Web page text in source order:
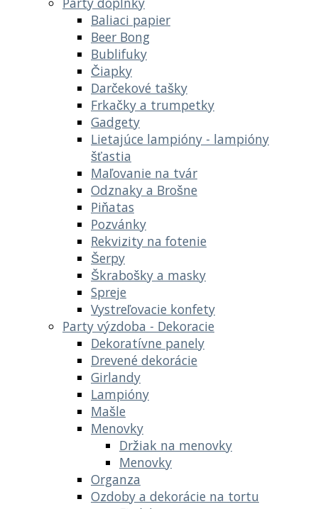
Baliaci papier
Beer Bong
Bublifuky
Čiapky
Darčekové tašky
Frkačky a trumpetky
Gadgety
Lietajúce lampióny - lampióny
šťastia
Maľovanie na tvár
Odznaky a Brošne
Piňatas
Pozvánky
Rekvizity na fotenie
Šerpy
Škrabošky a masky
Spreje
Vystreľovacie konfety
Party výzdoba - Dekoracie
Dekoratívne panely
Drevené dekorácie
Girlandy
Lampióny
Mašle
Menovky
Držiak na menovky
Menovky
Organza
Ozdoby a dekorácie na tortu